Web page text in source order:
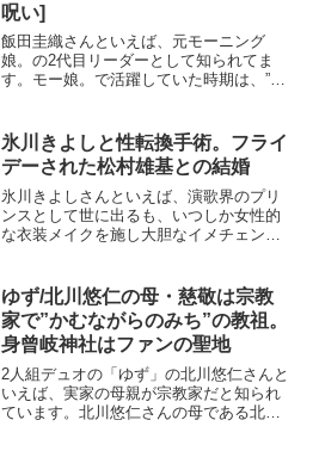
呪い]
飯田圭織さんといえば、元モーニング
娘。の2代目リーダーとして知られてま
す。モー娘。で活躍していた時期は、”ジ
グループの初期から全盛期までに活躍さ
れたメンバーということで...
氷川きよしと性転換手術。フライ
デーされた松村雄基との結婚
氷川きよしさんといえば、演歌界のプリ
ンスとして世に出るも、いつしか女性的
な衣装メイクを施し大胆なイメチェンを
換手術や男性パートナーとの結婚が噂さ
れました。2024年...
ゆず/北川悠仁の母・慈敬は宗教
家で”かむながらのみち”の教祖。
身曾岐神社はファンの聖地
2人組デュオの「ゆず」の北川悠仁さんと
いえば、実家の母親が宗教家だと知られ
ています。北川悠仁さんの母である北川